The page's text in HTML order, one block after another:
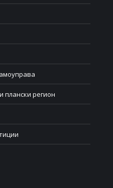
плански регион